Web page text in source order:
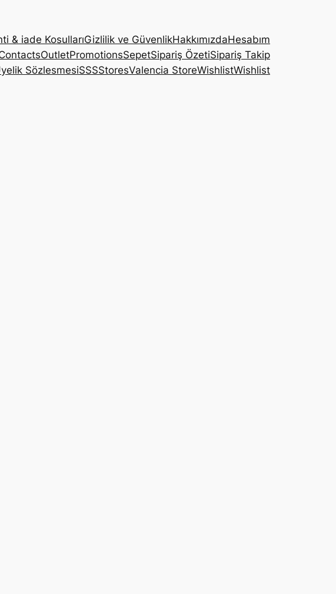
& iade KosullarıGizlilik ve GüvenlikHakkımızdaHesabım
OutletPromotionsSepetSipariş ÖzetiSipariş Takip
SözlesmesiSSSStoresValencia StoreWishlistWishlist